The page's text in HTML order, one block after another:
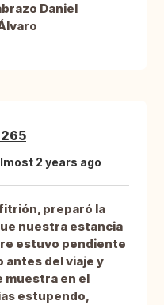
Daniel
2 years ago
preparó la
nuestra estancia
estuvo pendiente
antes del viaje y
muestra en el
estupendo,